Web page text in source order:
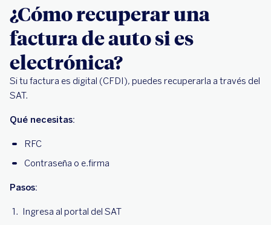
¿Cómo recuperar una
factura de auto si es
electrónica?
Si tu factura es digital (CFDI), puedes recuperarla a través del
SAT.
Qué necesitas:
RFC
Contraseña o e.firma
Pasos:
Ingresa al portal del SAT